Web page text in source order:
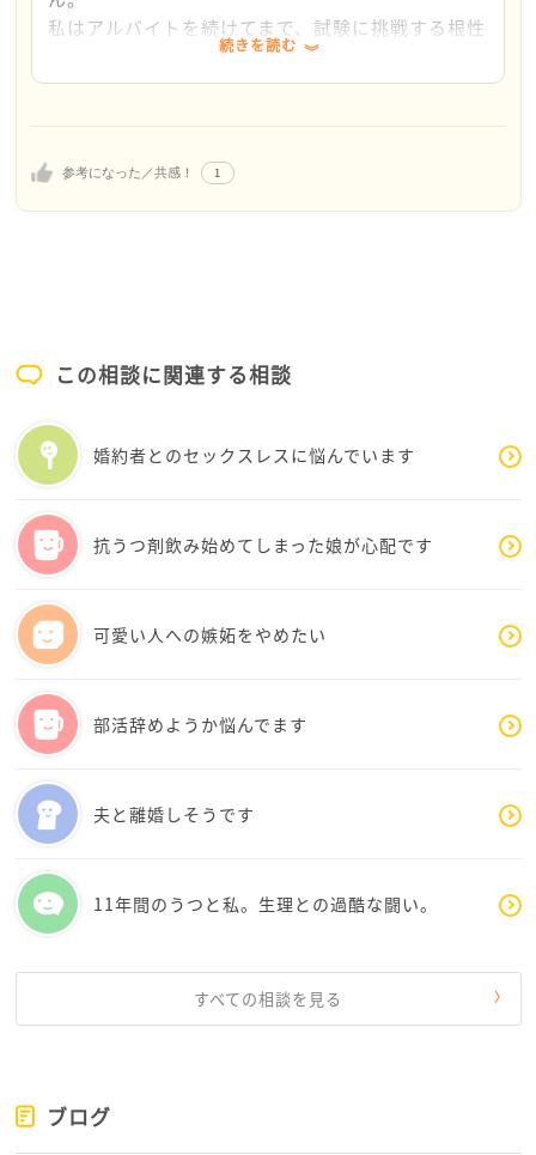
これからは、もう少し緩やかに生活したいですよね
資格に勝るものはないのではないか！と私は思うので
教員免許ないのでそれができない私ですが…
だそうです
ぜひ、チャレンジしてみてください！
参考になった／共感！ 1
私はアルバイトを続けてまで、試験に挑戦する根性
がなかっただけです。
ただ国立の教育学部を出た優秀な同世代の志望者が
事を思うと無念です。
続きを読む
この相談に関連する相談
婚約者とのセックスレスに悩んでいます
抗うつ剤飲み始めてしまった娘が心配です
可愛い人への嫉妬をやめたい
部活辞めようか悩んでます
夫と離婚しそうです
11年間のうつと私。生理との過酷な闘い。
すべての相談を見る
ブログ